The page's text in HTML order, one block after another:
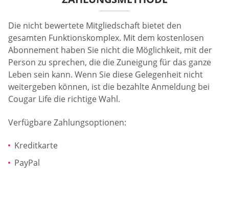
Die nicht bewertete Mitgliedschaft bietet den
gesamten Funktionskomplex. Mit dem kostenlosen
Abonnement haben Sie nicht die Möglichkeit, mit der
Person zu sprechen, die die Zuneigung für das ganze
Leben sein kann. Wenn Sie diese Gelegenheit nicht
weitergeben können, ist die bezahlte Anmeldung bei
Cougar Life die richtige Wahl.
Verfügbare Zahlungsoptionen:
Kreditkarte
PayPal